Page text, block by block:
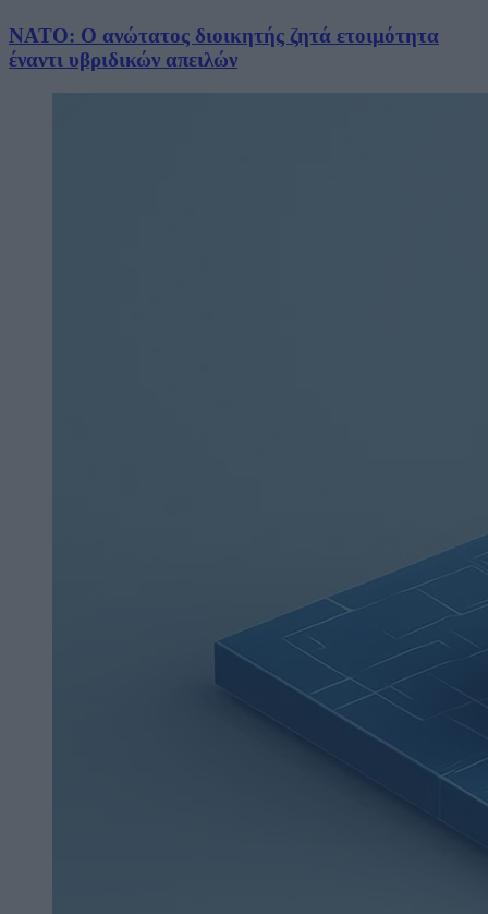
NATO: Ο ανώτατος διοικητής ζητά ετοιμότητα
έναντι υβριδικών απειλών